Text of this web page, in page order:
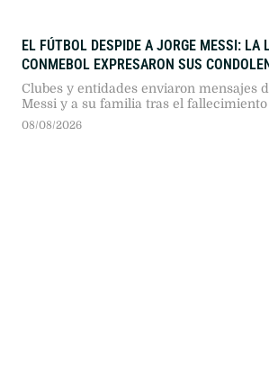
EL FÚTBOL DESPIDE A JORGE MESSI: LA
CONMEBOL EXPRESARON SUS
Clubes y entidades enviaron mensajes
Messi y a su familia tras el
representante en Rosario.
08/08/2026